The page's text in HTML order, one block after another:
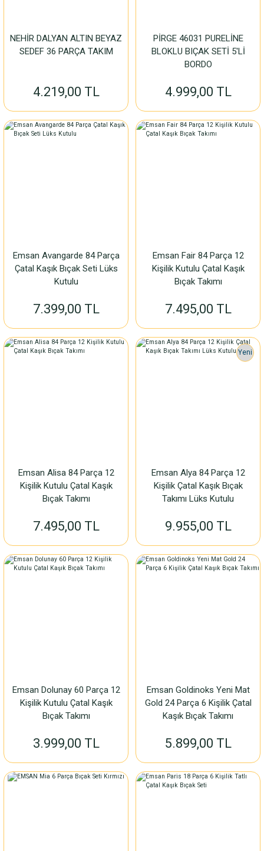
NEHİR DALYAN ALTIN BEYAZ
SEDEF 36 PARÇA TAKIM
4.219,00 TL
PİRGE 46031 PURELİNE
BLOKLU BIÇAK SETİ 5'Lİ
BORDO
4.999,00 TL
Emsan Avangarde 84 Parça
Çatal Kaşık Bıçak Seti Lüks
Kutulu
7.399,00 TL
Emsan Fair 84 Parça 12
Kişilik Kutulu Çatal Kaşık
Bıçak Takımı
7.495,00 TL
Emsan Alisa 84 Parça 12
Kişilik Kutulu Çatal Kaşık
Bıçak Takımı
7.495,00 TL
Yeni
Emsan Alya 84 Parça 12
Kişilik Çatal Kaşık Bıçak
Takımı Lüks Kutulu
9.955,00 TL
Emsan Dolunay 60 Parça 12
Kişilik Kutulu Çatal Kaşık
Bıçak Takımı
3.999,00 TL
Emsan Goldinoks Yeni Mat
Gold 24 Parça 6 Kişilik Çatal
Kaşık Bıçak Takımı
5.899,00 TL